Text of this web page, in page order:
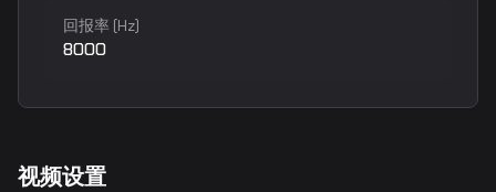
回报率 (Hz)
8000
视频设置